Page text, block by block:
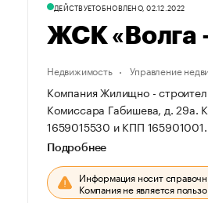
ДЕЙСТВУЕТОБНОВЛЕНО, 02.12.2022
ЖСК «Волга
Недвижимость Управление
Компания Жилищно -
Комиссара Габишева, д. 29а.
1659015530 и КПП 165901001.
Подробнее
Информация носит
Компания не является